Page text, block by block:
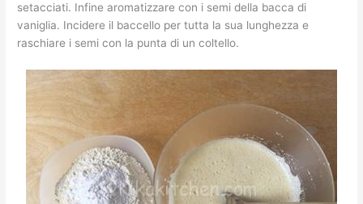
setacciati. Infine aromatizzare con i semi della bacca di
vaniglia. Incidere il baccello per tutta la sua lunghezza e
raschiare i semi con la punta di un coltello.